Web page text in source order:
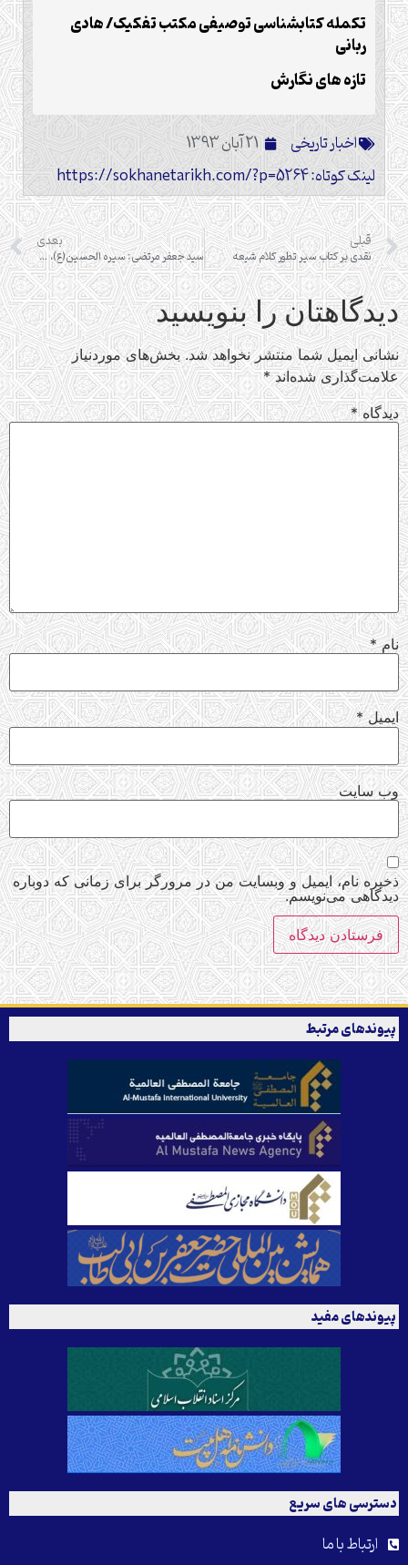
تکمله کتابشناسى توصیفى مکتب تفکیک/ هادى
ربانى
تازه های نگارش
اخبار تاریخی
21 آبان 1393
لینک کوتاه: https://sokhanetarikh.com/?p=5264
قبلی
نقدی بر کتاب سیر تطور کلام شیعه
بعدی
سید جعفر مرتضی: سیره الحسین(ع)، پاسخ به شبهات است
دیدگاهتان را بنویسید
نشانی ایمیل شما منتشر نخواهد شد. بخش‌های موردنیاز
علامت‌گذاری شده‌اند*
دیدگاه *
نام*
ایمیل*
وب‌ سایت
ذخیره نام، ایمیل و وبسایت من در مرورگر برای زمانی که دوباره
دیدگاهی می‌نویسم.
پیوندهای مرتبط
پیوندهای مفید
دسترسی های سریع
ارتباط با ما